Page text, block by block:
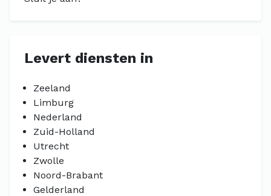
Levert diensten in
Zeeland
Limburg
Nederland
Zuid-Holland
Utrecht
Zwolle
Noord-Brabant
Gelderland